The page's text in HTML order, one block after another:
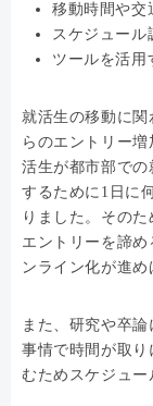
移動時間や交
スケジュール
ツールを活用
就活生の移動に
らのエントリー
活生が都市部で
するために1日に
りました。その
エントリーを諦
ンライン化が進め
また、研究や卒
事情で時間が取
むためスケジュー